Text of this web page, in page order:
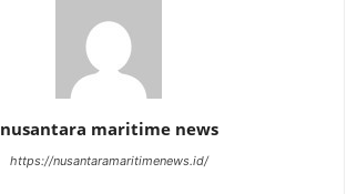
nusantara maritime news
https://nusantaramaritimenews.id/